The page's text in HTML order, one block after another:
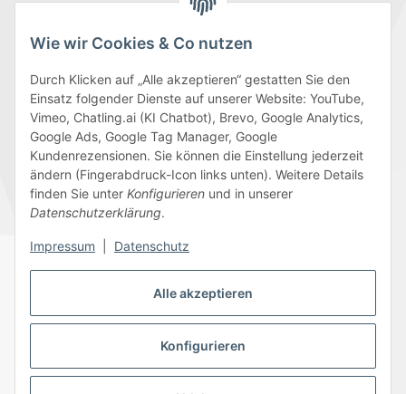
Alle akzeptieren
Konfigurieren
Wie wir Cookies & Co nutzen
Durch Klicken auf „Alle akzeptieren“ gestatten Sie den
Einsatz folgender Dienste auf unserer Website: YouTube,
Vimeo, Chatling.ai (KI Chatbot), Brevo, Google Analytics,
Google Ads, Google Tag Manager, Google
Kundenrezensionen. Sie können die Einstellung jederzeit
ändern (Fingerabdruck-Icon links unten). Weitere Details
finden Sie unter Konfigurieren und in unserer
Datenschutzerklärung.
Impressum Datenschutz
Wir versenden mit
Folge uns
DatenschutzAGBSitemapImpressum
BatteriegesetzhinweiseWiderrufsrecht